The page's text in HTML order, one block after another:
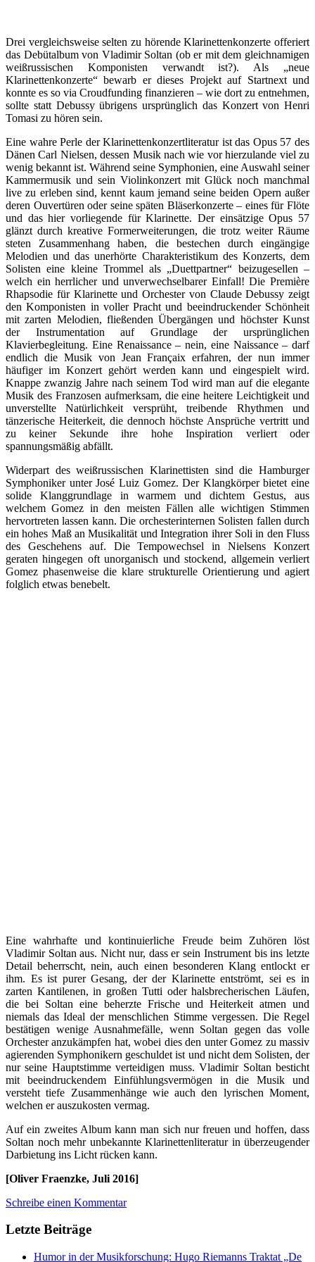
Drei vergleichsweise selten zu hörende Klarinettenkonzerte offeriert
das Debütalbum von Vladimir Soltan (ob er mit dem gleichnamigen
weißrussischen Komponisten verwandt ist?). Als „neue
Klarinettenkonzerte“ bewarb er dieses Projekt auf Startnext und
konnte es so via Croudfunding finanzieren – wie dort zu entnehmen,
sollte statt Debussy übrigens ursprünglich das Konzert von Henri
Tomasi zu hören sein.
Eine wahre Perle der Klarinettenkonzertliteratur ist das Opus 57 des
Dänen Carl Nielsen, dessen Musik nach wie vor hierzulande viel zu
wenig bekannt ist. Während seine Symphonien, eine Auswahl seiner
Kammermusik und sein Violinkonzert mit Glück noch manchmal
live zu erleben sind, kennt kaum jemand seine beiden Opern außer
deren Ouvertüren oder seine späten Bläserkonzerte – eines für Flöte
und das hier vorliegende für Klarinette. Der einsätzige Opus 57
glänzt durch kreative Formerweiterungen, die trotz weiter Räume
steten Zusammenhang haben, die bestechen durch eingängige
Melodien und das unerhörte Charakteristikum des Konzerts, dem
Solisten eine kleine Trommel als „Duettpartner“ beizugesellen –
welch ein herrlicher und unverwechselbarer Einfall! Die Première
Rhapsodie für Klarinette und Orchester von Claude Debussy zeigt
den Komponisten in voller Pracht und beeindruckender Schönheit
mit zarten Melodien, fließenden Übergängen und höchster Kunst
der Instrumentation auf Grundlage der ursprünglichen
Klavierbegleitung. Eine Renaissance – nein, eine Naissance – darf
endlich die Musik von Jean Françaix erfahren, der nun immer
häufiger im Konzert gehört werden kann und eingespielt wird.
Knappe zwanzig Jahre nach seinem Tod wird man auf die elegante
Musik des Franzosen aufmerksam, die eine heitere Leichtigkeit und
unverstellte Natürlichkeit versprüht, treibende Rhythmen und
tänzerische Heiterkeit, die dennoch höchste Ansprüche vertritt und
zu keiner Sekunde ihre hohe Inspiration verliert oder
spannungsmäßig abfällt.
Widerpart des weißrussischen Klarinettisten sind die Hamburger
Symphoniker unter José Luiz Gomez. Der Klangkörper bietet eine
solide Klanggrundlage in warmem und dichtem Gestus, aus
welchem Gomez in den meisten Fällen alle wichtigen Stimmen
hervortreten lassen kann. Die orchesterinternen Solisten fallen durch
ein hohes Maß an Musikalität und Integration ihrer Soli in den Fluss
des Geschehens auf. Die Tempowechsel in Nielsens Konzert
geraten hingegen oft unorganisch und stockend, allgemein verliert
Gomez phasenweise die klare strukturelle Orientierung und agiert
folglich etwas benebelt.
Eine wahrhafte und kontinuierliche Freude beim Zuhören löst
Vladimir Soltan aus. Nicht nur, dass er sein Instrument bis ins letzte
Detail beherrscht, nein, auch einen besonderen Klang entlockt er
ihm. Es ist purer Gesang, der der Klarinette entströmt, sei es in
zarten Kantilenen, in großen Tutti oder halsbrecherischen Läufen,
die bei Soltan eine beherzte Frische und Heiterkeit atmen und
niemals das Ideal der menschlichen Stimme vergessen. Die Regel
bestätigen wenige Ausnahmefälle, wenn Soltan gegen das volle
Orchester anzukämpfen hat, wobei dies den unter Gomez zu massiv
agierenden Symphonikern geschuldet ist und nicht dem Solisten, der
nur seine Hauptstimme verteidigen muss. Vladimir Soltan besticht
mit beeindruckendem Einfühlungsvermögen in die Musik und
versteht tiefe Zusammenhänge wie auch den lyrischen Moment,
welchen er auszukosten vermag.
Auf ein zweites Album kann man sich nur freuen und hoffen, dass
Soltan noch mehr unbekannte Klarinettenliteratur in überzeugender
Darbietung ins Licht rücken kann.
[Oliver Fraenzke, Juli 2016]
Schreibe einen Kommentar
Letzte Beiträge
Humor in der Musikforschung: Hugo Riemanns Traktat „De